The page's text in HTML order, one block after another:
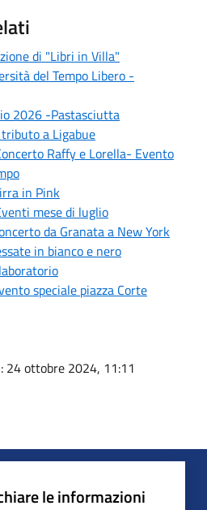
di "Libri in Villa"
del Tempo Libero -
2026 -Pastasciutta
a Ligabue
Raffy e Lorella- Evento
in Pink
mese di luglio
da Granata a New York
in bianco e nero
speciale piazza Corte
: 24 ottobre 2024, 11:11
le informazioni